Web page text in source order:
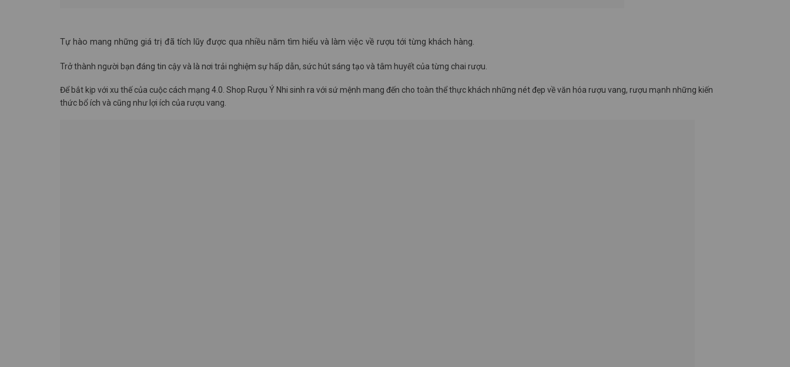
Tự hào mang những giá trị đã tích lũy được qua nhiều năm tìm hiểu và làm việc về rượu tới từng khách hàng.
Trở thành người bạn đáng tin cậy và là nơi trải nghiệm sự hấp dẫn, sức hút sáng tạo và tâm huyết của từng chai rượu.
Để bắt kịp với xu thế của cuộc cách mạng 4.0. Shop Rượu Ý Nhi sinh ra với sứ mệnh mang đến cho toàn thể thực khách những nét đẹp về văn hóa rượu vang, rượu mạnh những kiến
thức bổ ích và cũng như lợi ích của rượu vang.